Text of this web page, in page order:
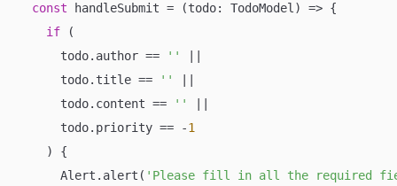
const handleSubmit = (todo: TodoModel ) => {
if (
      todo.author ==
''
      todo.title ==
''
      todo.content ==
''
      todo.priority == -
1
    ) {
      Alert.alert(
'Please fill in all the required